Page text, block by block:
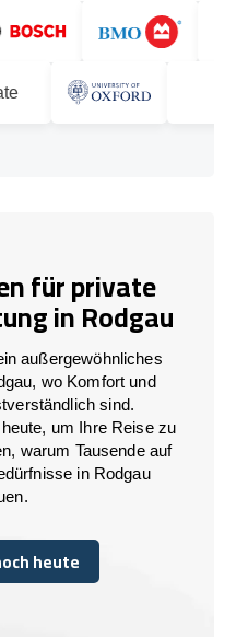
für private
in Rodgau
außergewöhnliches
wo Komfort und
sind.
um Ihre Reise zu
warum Tausende auf
in Rodgau
heute
heute